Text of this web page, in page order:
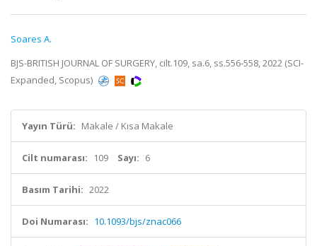
Soares A.
BJS-BRITISH JOURNAL OF SURGERY, cilt.109, sa.6, ss.556-558, 2022 (SCI-
Expanded, Scopus)
Yayın Türü: Makale / Kısa Makale
Cilt numarası: 109 Sayı: 6
Basım Tarihi: 2022
Doi Numarası: 10.1093/bjs/znac066